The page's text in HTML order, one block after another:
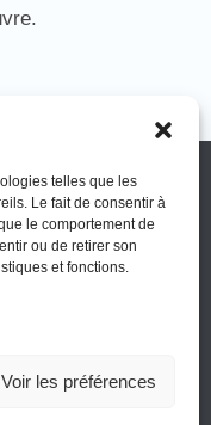
telles que les
Le fait de consentir à
le comportement de
ou de retirer son
et fonctions.
Voir les préférences
Victoire est un
engagée. Il